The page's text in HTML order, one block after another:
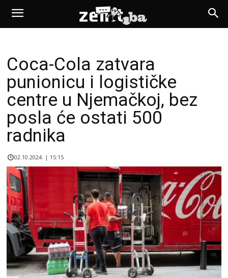
Coca-Cola zatvara
punionicu i logističke
centre u Njemačkoj, bez
posla će ostati 500
radnika
02.10.2024. | 15:15